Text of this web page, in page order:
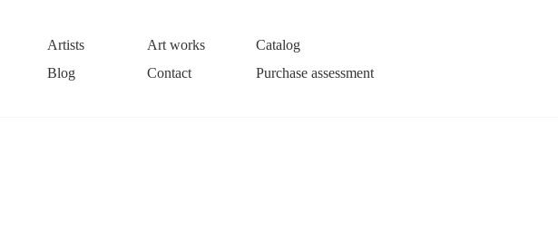
Artists Art works
Catalog
Blog
Contact Purchase assessment